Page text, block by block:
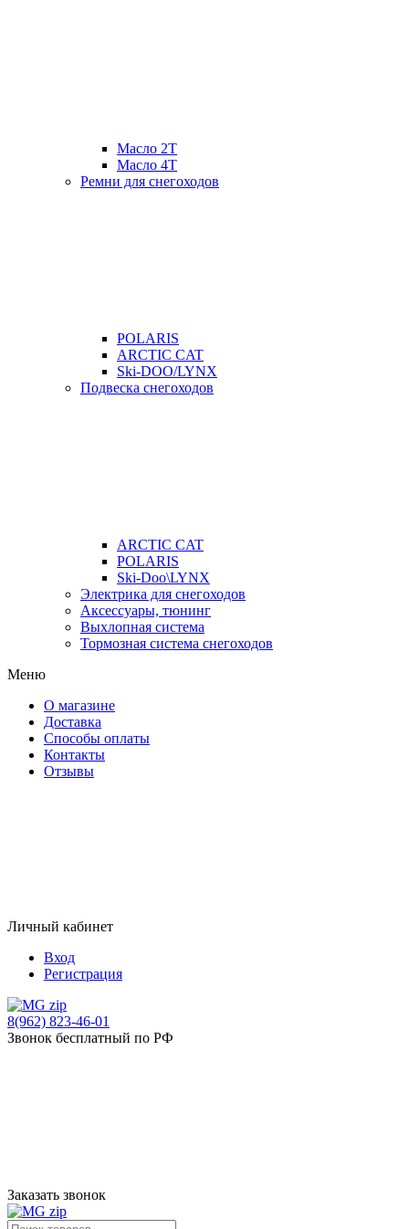
Масло 2Т
Масло 4Т
Ремни для снегоходов
POLARIS
ARCTIC CAT
Ski-DOO/LYNX
Подвеска снегоходов
ARCTIC CAT
POLARIS
Ski-Doo\LYNX
Электрика для снегоходов
Аксессуары, тюнинг
Выхлопная система
Тормозная система снегоходов
Меню
О магазине
Доставка
Способы оплаты
Контакты
Отзывы
Личный кабинет
Вход
Регистрация
8(962) 823-46-01
Звонок бесплатный по РФ
Заказать звонок